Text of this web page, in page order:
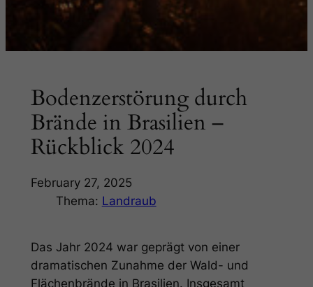
Bodenzerstörung durch
Brände in Brasilien –
Rückblick 2024
February 27, 2025
Thema: Landraub
Das Jahr 2024 war geprägt von einer
dramatischen Zunahme der Wald- und
Flächenbrände in Brasilien. Insgesamt